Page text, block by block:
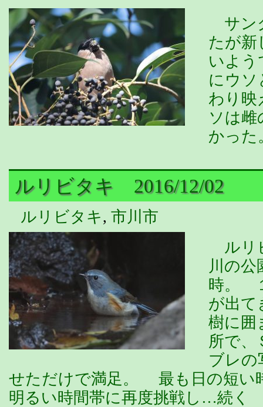
サン
たが新
いよう
にウソ
わり
ソは
かった
ルリビタキ 2016/12/02
ルリビタキ, 市川市
ルリ
川の公
時。
が出て
樹に囲
所で、
ブレの
せただけで満足。 最も日の短い
明るい時間帯に再度挑戦し…続く